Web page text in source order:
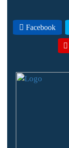
Facebook